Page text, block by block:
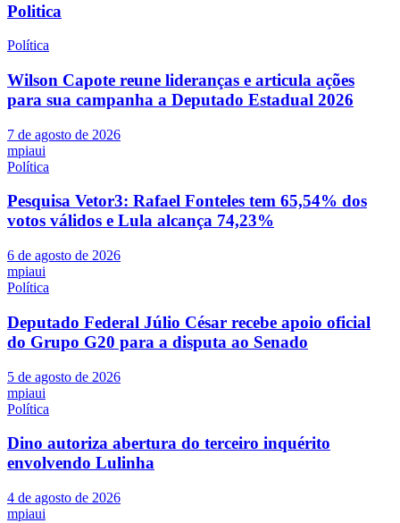
Politica
Política
Wilson Capote reune lideranças e articula ações
para sua campanha a Deputado Estadual 2026
7 de agosto de 2026
mpiaui
Política
Pesquisa Vetor3: Rafael Fonteles tem 65,54% dos
votos válidos e Lula alcança 74,23%
6 de agosto de 2026
mpiaui
Política
Deputado Federal Júlio César recebe apoio oficial
do Grupo G20 para a disputa ao Senado
5 de agosto de 2026
mpiaui
Política
Dino autoriza abertura do terceiro inquérito
envolvendo Lulinha
4 de agosto de 2026
mpiaui